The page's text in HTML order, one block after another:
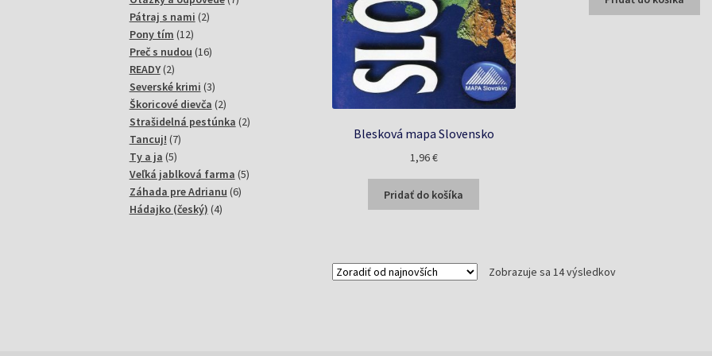
Blesková mapa Slovensko
1,96€
Pridať do košíka
6,84 €. 5,84 €.
Zobrazuje sa 14 výsledkovZoradené
Pátraj s nami 22
Pony tím 1212
produktov
Preč s nudou 1616
READY 22
produkty
Severské krimi 33
produkty
Škoricové dievča 22
produkty
Strašidelná pestúnka 22
Tancuj! 77
Ty a ja 55
produktov
Veľká jablková farma 55
Záhada pre Adrianu 66
Hádajko (český) 44